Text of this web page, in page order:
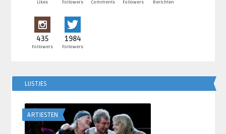
Likes Followers Comments Followers Berichten
435
Followers
1984
Followers
LIJSTJES
ARTIESTEN